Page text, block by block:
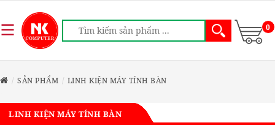
0
SẢN PHẨM LINH KIỆN MÁY TÍNH BÀN
LINH KIỆN MÁY TÍNH BÀN